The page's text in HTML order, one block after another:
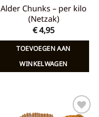
Alder Chunks – per kilo
(Netzak)
€4,95
TOEVOEGEN AAN
WINKELWAGEN